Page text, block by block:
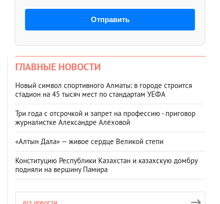
Отправить
ГЛАВНЫЕ НОВОСТИ
Новый символ спортивного Алматы: в городе строится
стадион на 45 тысяч мест по стандартам УЕФА
Три года с отсрочкой и запрет на профессию - приговор
журналистке Александре Алёховой
«Алтын Дала» — живое сердце Великой степи
Конституцию Республики Казахстан и казахскую домбру
подняли на вершину Памира